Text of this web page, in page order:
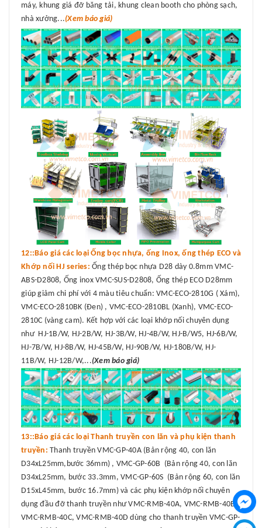
máy, khung giá đỡ băng tải, khung clean booth cho phòng sạch,
nhà xưởng...(Xem báo giá)
12::Báo giá các loại Ống bọc nhựa, ống Inox, ống thép ECO và
Khớp nối HJ series: Ống thép bọc nhựa D28 dày 0.8mm VMC-
ABS-D2808, Ống inox VMC-SUS-D2808, Ống thép ECO D28mm
giúp giảm chi phí với 4 màu tiêu chuẩn: VMC-ECO-2810G ( Xám),
VMC-ECO-2810BK (Đen) , VMC-ECO-2810BL (Xanh), VMC-ECO-
2810C (vàng cam). Kết hợp với các loại khớp nối chuyên dụng
như HJ-1B/W, HJ-2B/W, HJ-3B/W, HJ-4B/W, HJ-B/W5, HJ-6B/W,
HJ-7B/W, HJ-8B/W, HJ-45B/W, HJ-90B/W, HJ-180B/W, HJ-
11B/W, HJ-12B/W,...(Xem báo giá)
13::Báo giá các loại Thanh truyền con lăn và phụ kiện thanh
truyền: Thanh truyền VMC-GP-40A (Bản rộng 40, con lăn
D34xL25mm,bước 36mm) , VMC-GP-60B (Bản rộng 40, con lăn
D34xL25mm, bước 33.3mm, VMC-GP-60S (Bản rộng 60, con lăn
D15xL45mm, bước 16.7mm) và các phụ kiện khớp nối chuyên
dụng đầu đỡ thanh truyền như VMC-RMB-40A, VMC-RMB-40B,
VMC-RMB-40C, VMC-RMB-40D dùng cho thanh truyền VMC-GP-